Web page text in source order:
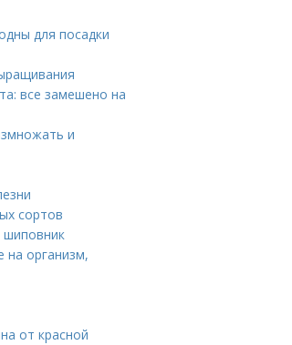
для посадки
все замешено на
и
сортов
шиповник
на организм,
от красной